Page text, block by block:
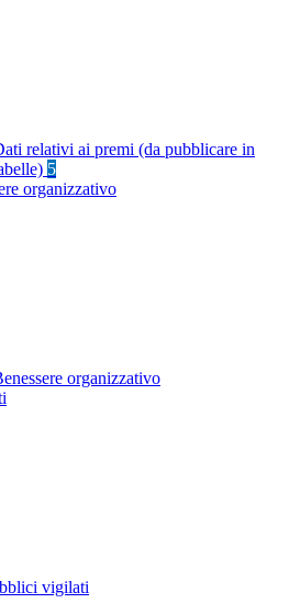
relativi ai premi (da pubblicare in
5
organizzativo
organizzativo
vigilati